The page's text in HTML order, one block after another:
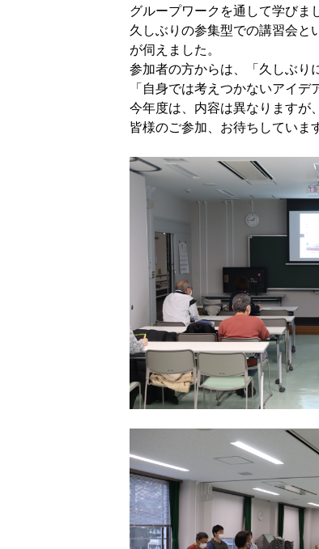
グループワークを通して学びま
久しぶりの参集型での講習会と
が伺えました。
参加者の方からは、「久しぶり
「自身では考えつかないアイ
今年度は、内容は異なりますが
皆様のご参加、お待ちしていま